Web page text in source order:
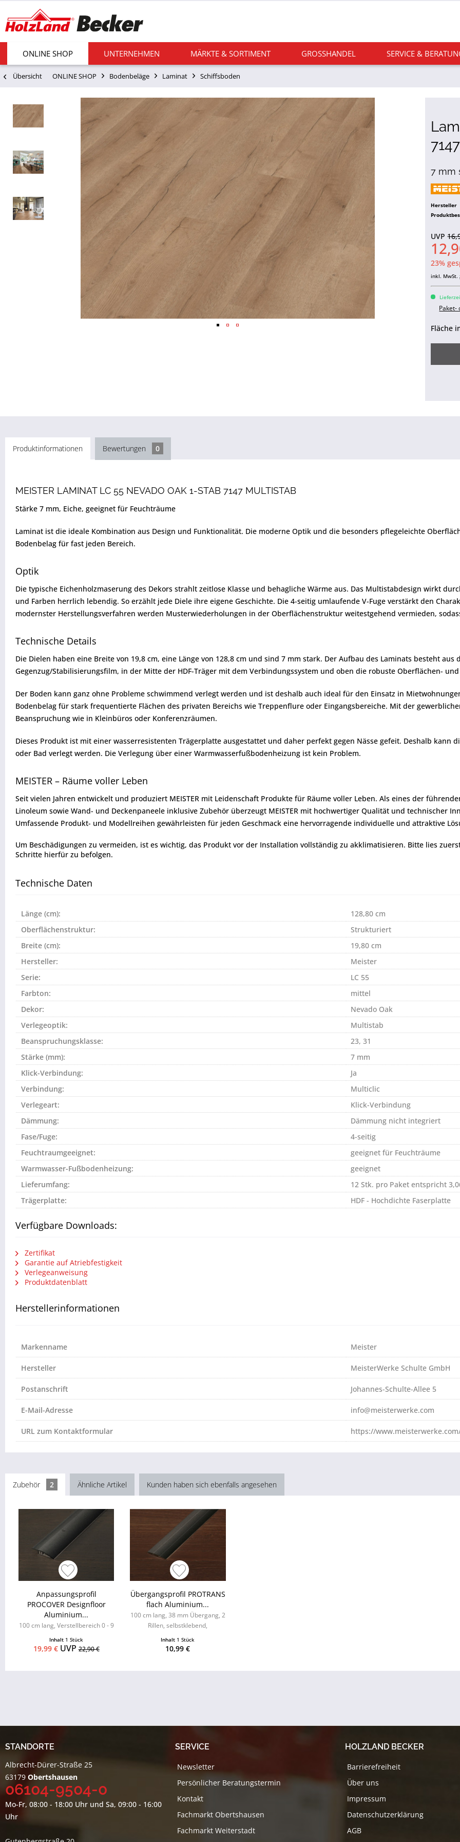
ONLINE SHOP UNTERNEHMEN MÄRKTE & SORTIMENT GROSSHANDEL SERVICE &
Übersicht ONLINE SHOP Bodenbeläge Laminat Schiffsboden
7 mm
Hersteller
UVP
23%
inkl. MwSt.
Paket-
Fläche
Produktinformationen Bewertungen 0
MEISTER LAMINAT LC 55 NEVADO OAK 1-STAB 7147 MULTISTAB
Stärke 7 mm, Eiche, geeignet für Feuchträume
Laminat ist die ideale Kombination aus Design und Funktionalität. Die moderne Optik und die besonders pflegeleichte
Bodenbelag für fast jeden Bereich.
Optik
Die typische Eichenholzmaserung des Dekors strahlt zeitlose Klasse und behagliche Wärme aus. Das Multistabdesign wirkt
und Farben herrlich lebendig. So erzählt jede Diele ihre eigene Geschichte. Die 4-seitig umlaufende V-Fuge verstärkt den
modernster Herstellungsverfahren werden Musterwiederholungen in der Oberflächenstruktur weitestgehend vermieden,
Technische Details
Die Dielen haben eine Breite von 19,8 cm, eine Länge von 128,8 cm und sind 7 mm stark. Der Aufbau des Laminats besteht
Gegenzug/Stabilisierungsfilm, in der Mitte der HDF-Träger mit dem Verbindungssystem und oben die robuste Oberflächen-
Der Boden kann ganz ohne Probleme schwimmend verlegt werden und ist deshalb auch ideal für den Einsatz in
Bodenbelag für stark frequentierte Flächen des privaten Bereichs wie Treppenflure oder Eingangsbereiche. Mit der
Beanspruchung wie in Kleinbüros oder Konferenzräumen.
Dieses Produkt ist mit einer wasserresistenten Trägerplatte ausgestattet und daher perfekt gegen Nässe gefeit. Deshalb kann
oder Bad verlegt werden. Die Verlegung über einer Warmwasserfußbodenheizung ist kein Problem.
MEISTER – Räume voller Leben
Seit vielen Jahren entwickelt und produziert MEISTER mit Leidenschaft Produkte für Räume voller Leben. Als eines der
Linoleum sowie Wand- und Deckenpaneele inklusive Zubehör überzeugt MEISTER mit hochwertiger Qualität und technischer
Umfassende Produkt- und Modellreihen gewährleisten für jeden Geschmack eine hervorragende individuelle und attraktive
Um Beschädigungen zu vermeiden, ist es wichtig, das Produkt vor der Installation vollständig zu akklimatisieren. Bitte lies
Schritte hierfür zu befolgen.
Technische Daten
Länge (cm):
128,80 cm
Oberflächenstruktur:
Strukturiert
Breite (cm):
19,80 cm
Hersteller:
Meister
Serie:
LC 55
Farbton:
mittel
Dekor:
Nevado Oak
Verlegeoptik:
Multistab
Beanspruchungsklasse:
23, 31
Stärke (mm):
7 mm
Klick-Verbindung:
Ja
Verbindung:
Multiclic
Verlegeart:
Klick-Verbindung
Dämmung:
Dämmung nicht integriert
Fase/Fuge:
4-seitig
Feuchtraumgeeignet:
geeignet für Feuchträume
Warmwasser-Fußbodenheizung:
geeignet
Lieferumfang:
12 Stk. pro Paket entspricht
Trägerplatte:
HDF - Hochdichte Faserplatte
Verfügbare Downloads:
Zertifikat
Garantie auf Atriebfestigkeit
Verlegeanweisung
Produktdatenblatt
Herstellerinformationen
Markenname Meister
Hersteller MeisterWerke Schulte GmbH
Postanschrift Johannes-Schulte-Allee 5
E-Mail-Adresse info@meisterwerke.com
URL zum Kontaktformular https://
Zubehör 2 Ähnliche Artikel Kunden haben sich ebenfalls angesehen
Anpassungsprofil
PROCOVER Designfloor
Aluminium...
100 cm lang, Verstellbereich 0 - 9
Inhalt 1 Stück
19,99 €UVP22,90 €
Übergangsprofil PROTRANS
flach Aluminium...
100 cm lang, 38 mm Übergang, 2
Rillen, selbstklebend,
Inhalt 1 Stück
10,99 €
STANDORTE
Albrecht-Dürer-Straße 25
63179 Obertshausen
06104-9504-0
Mo-Fr, 08:00 - 18:00 Uhr und Sa, 09:00 - 16:00
Uhr
SERVICE
Newsletter
Persönlicher Beratungstermin
Kontakt
Fachmarkt Obertshausen
Fachmarkt Weiterstadt
HOLZLAND BECKER
Barrierefreiheit
Über uns
Impressum
Datenschutzerklärung
AGB